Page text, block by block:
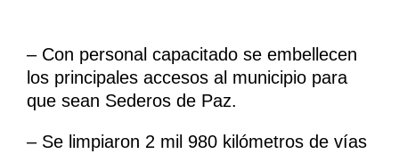
– Con personal capacitado se embellecen
los principales accesos al municipio para
que sean Sederos de Paz.
– Se limpiaron 2 mil 980 kilómetros de vías